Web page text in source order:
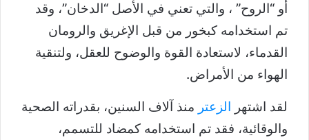
أو “الروح” ، والتي تعني في الأصل “الدخان”، وقد
تم استخدامه كبخور من قبل الإغريق والرومان
القدماء، لاستعادة القوة والوضوح للعقل، ولتنقية
الهواء من الأمراض.
لقد اشتهر الزعتر منذ آلاف السنين، بقدراته الصحية
والوقائية، فقد تم استخدامه كمضاد للتسمم،